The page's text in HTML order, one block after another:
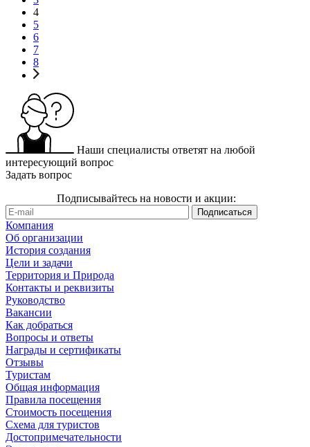
4
5
6
7
8
Наши специалисты ответят на любой
интересующий вопрос
Задать вопрос
Подписывайтесь на новости и акции:
Компания
Об организации
История создания
Цели и задачи
Территория и Природа
Контакты и реквизиты
Руководство
Вакансии
Как добраться
Вопросы и ответы
Награды и сертификаты
Отзывы
Туристам
Общая информация
Правила посещения
Стоимость посещения
Схема для туристов
Достопримечательности